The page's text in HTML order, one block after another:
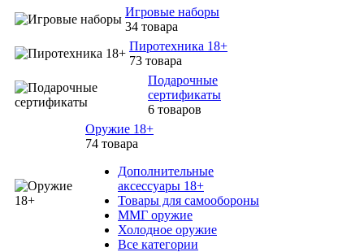
Игровые наборы
34 товара
Пиротехника 18+
73 товара
Подарочные
сертификаты
6 товаров
Оружие 18+
74 товара
Дополнительные
аксессуары 18+
Товары для самообороны
ММГ оружие
Холодное оружие
Все категории